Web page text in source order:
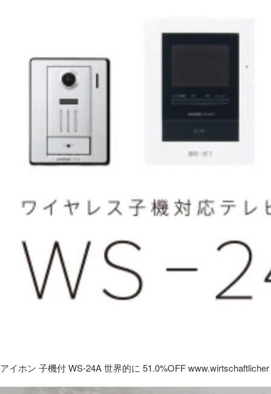
アイホン 子機付 WS-24A 世界的に 51.0%OFF www.wirtschaftlicher